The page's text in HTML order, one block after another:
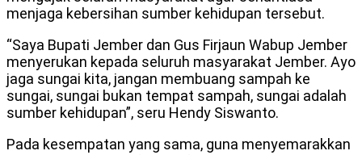
menjaga kebersihan sumber kehidupan tersebut.
“Saya Bupati Jember dan Gus Firjaun Wabup Jember
menyerukan kepada seluruh masyarakat Jember. Ayo
jaga sungai kita, jangan membuang sampah ke
sungai, sungai bukan tempat sampah, sungai adalah
sumber kehidupan”, seru Hendy Siswanto.
Pada kesempatan yang sama, guna menyemarakkan